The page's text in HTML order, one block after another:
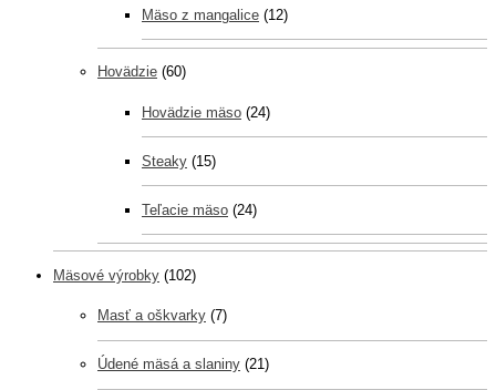
Mäso z mangalice (12)
Hovädzie (60)
Hovädzie mäso (24)
Steaky (15)
Teľacie mäso (24)
Mäsové výrobky (102)
Masť a oškvarky (7)
Údené mäsá a slaniny (21)